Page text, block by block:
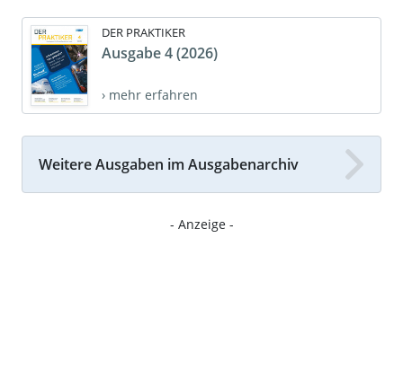
DER PRAKTIKER
Ausgabe 4 (2026)
› mehr erfahren
Weitere Ausgaben im Ausgabenarchiv
- Anzeige -